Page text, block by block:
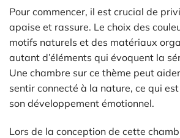
Pour commencer, il est crucial de
apaise et rassure. Le choix des
motifs naturels et des matériaux
autant d’éléments qui évoquent la
Une chambre sur ce thème peut
sentir connecté à la nature, ce qui
son développement émotionnel.
Lors de la conception de cette